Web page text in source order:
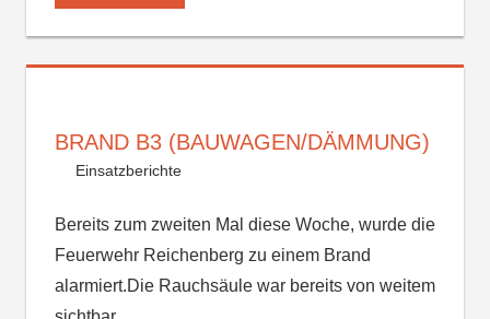
BRAND B3 (BAUWAGEN/DÄMMUNG)
Einsatzberichte
Bereits zum zweiten Mal diese Woche, wurde die
Feuerwehr Reichenberg zu einem Brand
alarmiert.Die Rauchsäule war bereits von weitem